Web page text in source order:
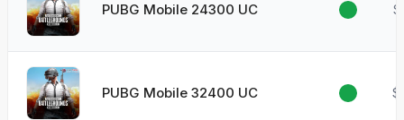
PUBG Mobile 24300 UC
PUBG Mobile 32400 UC